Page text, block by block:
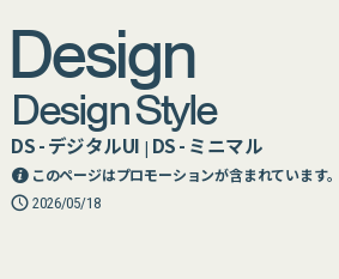
Design
Design Style
DS - デジタルUI | DS - ミニマル
このページはプロモーションが含まれています。
2026/05/18